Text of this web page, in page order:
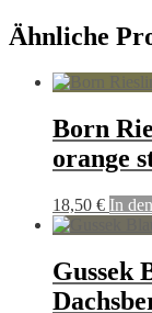
Ähnliche
Born
orange
18,50 € In
Gussek